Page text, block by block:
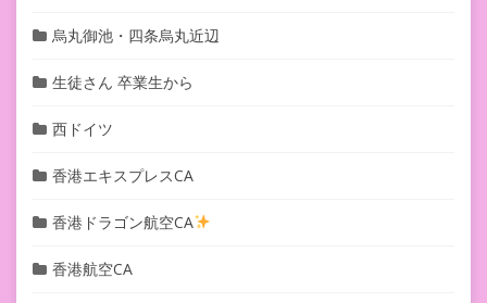
烏丸御池・四条烏丸近辺
生徒さん 卒業生から
西ドイツ
香港エキスプレスCA
香港ドラゴン航空CA
香港航空CA